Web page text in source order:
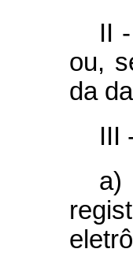
II
ou,
da
III
a)